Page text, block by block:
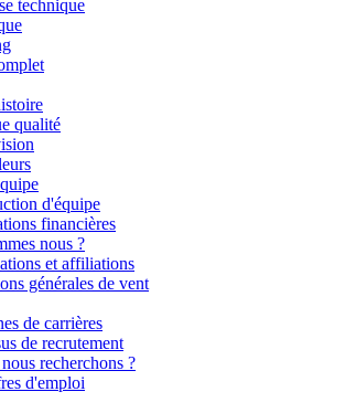
technique
qualité
d'équipe
financières
nous ?
et affiliations
générales de vent
de carrières
de recrutement
recherchons ?
d'emploi